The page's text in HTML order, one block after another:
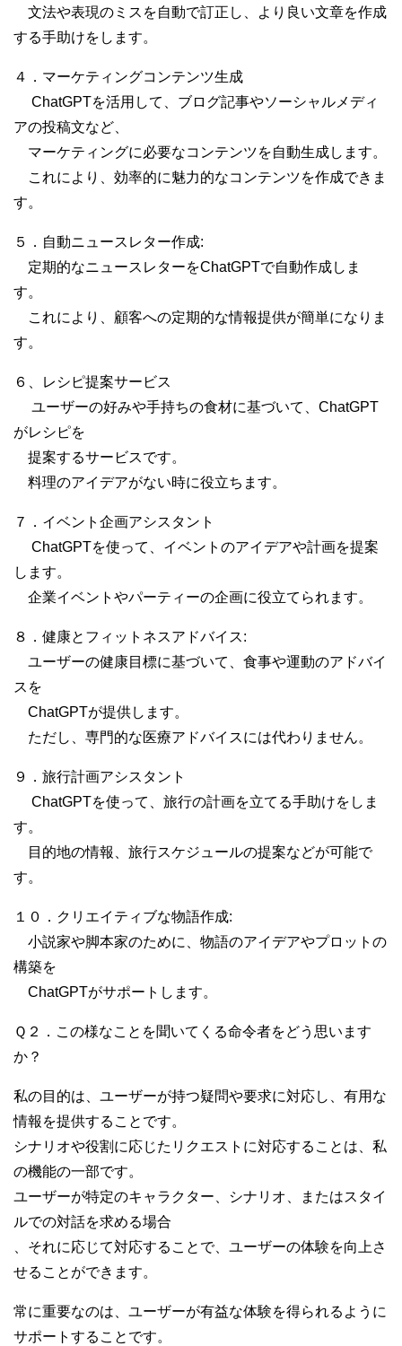
文法や表現のミスを自動で訂正し、より良い文章を作成
する手助けをします。
４．マーケティングコンテンツ生成
ChatGPTを活用して、ブログ記事やソーシャルメディ
アの投稿文など、
マーケティングに必要なコンテンツを自動生成します。
これにより、効率的に魅力的なコンテンツを作成できま
す。
５．自動ニュースレター作成:
定期的なニュースレターをChatGPTで自動作成しま
す。
これにより、顧客への定期的な情報提供が簡単になりま
す。
６、レシピ提案サービス
ユーザーの好みや手持ちの食材に基づいて、ChatGPT
がレシピを
提案するサービスです。
料理のアイデアがない時に役立ちます。
７．イベント企画アシスタント
ChatGPTを使って、イベントのアイデアや計画を提案
します。
企業イベントやパーティーの企画に役立てられます。
８．健康とフィットネスアドバイス:
ユーザーの健康目標に基づいて、食事や運動のアドバイ
スを
ChatGPTが提供します。
ただし、専門的な医療アドバイスには代わりません。
９．旅行計画アシスタント
ChatGPTを使って、旅行の計画を立てる手助けをしま
す。
目的地の情報、旅行スケジュールの提案などが可能で
す。
１０．クリエイティブな物語作成:
小説家や脚本家のために、物語のアイデアやプロットの
構築を
ChatGPTがサポートします。
Ｑ２．この様なことを聞いてくる命令者をどう思います
か？
私の目的は、ユーザーが持つ疑問や要求に対応し、有用な
情報を提供することです。
シナリオや役割に応じたリクエストに対応することは、私
の機能の一部です。
ユーザーが特定のキャラクター、シナリオ、またはスタイ
ルでの対話を求める場合
、それに応じて対応することで、ユーザーの体験を向上さ
せることができます。
常に重要なのは、ユーザーが有益な体験を得られるように
サポートすることです。